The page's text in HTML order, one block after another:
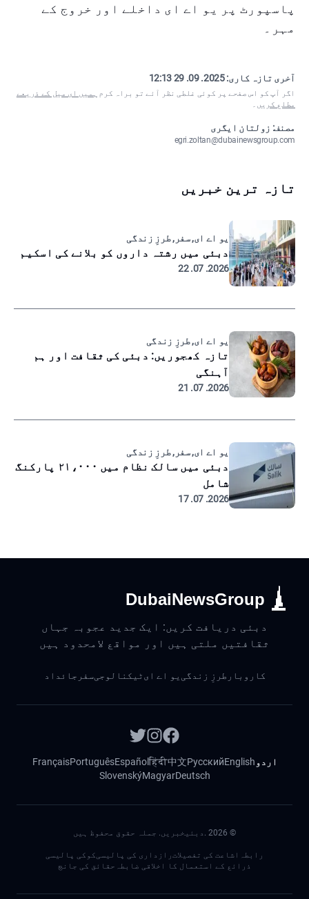
پاسپورٹ پر یو اے ای داخلے اور خروج کے
مہر۔
آخری تازہ کاری:2025. 09. 29 12:13
اگر آپ کو اس صفحے پر کوئی غلطی نظر آئے تو براہ کرم ہمیں ای میل کے ذریعے
مطلع کریں ۔
مصنف: زولتان ایگری
egri.zoltan@dubainewsgroup.com
تازہ ترین خبریں
یو اے ای, سفر, طرزِ زندگی
دبئی میں رشتہ داروں کو بلانے کی اسکیم
2026. 07. 22
یو اے ای, طرزِ زندگی
تازہ کھجوریں: دبئی کی ثقافت اور ہم
آہنگی
2026. 07. 21
یو اے ای, سفر, طرزِ زندگی
دبئی میں سالک نظام میں ۲۱،۰۰۰ پارکنگ
شامل
2026. 07. 17
DubaiNewsGroup
دبئی دریافت کریں: ایک جدید عجوبہ جہاں
ثقافتیں ملتی ہیں اور مواقع لامحدود ہیں
کاروبار طرزِ زندگی یو اے ایٹیکنالوجیسفر جائداد
اردو English
Русский
中文
हिंदी
Español
Português
Français
Deutsch
Magyar
Slovenský
©
2026 .دبئیخبریں. جملہ حقوق محفوظ ہیں
رابطہ اشاعت کی تفصیلاترازداری کی پالیسیکوکی پالیسی
ذرائع کے استعمال کا اخلاقی ضابطہ حقائق کی جانچ